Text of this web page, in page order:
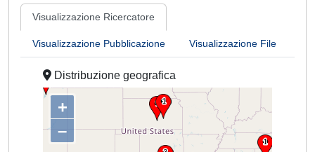
Visualizzazione Ricercatore
Visualizzazione Pubblicazione Visualizzazione File
Distribuzione geografica
+
–